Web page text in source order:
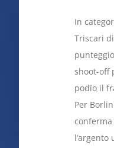
In
Triscari
shoot-off
podio il
Per